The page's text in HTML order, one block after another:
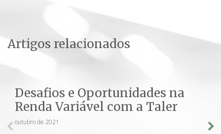
Artigos relacionados
Desafios e Oportunidades na
Renda Variável com a Taler
outubro de 2021